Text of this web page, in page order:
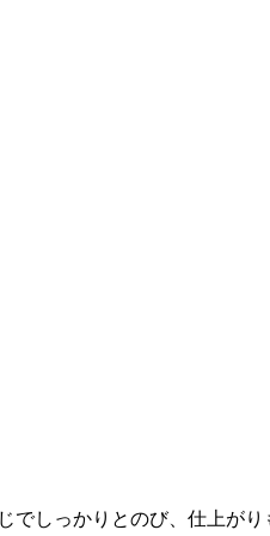
しっかりとのび、仕上が